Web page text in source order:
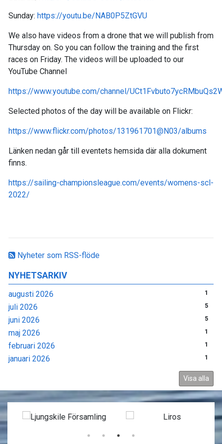
Nyheter som RSS-flöde
NYHETSARKIV
augusti 2026 1
juli 2026 5
juni 2026 5
maj 2026 1
februari 2026 1
januari 2026 1
Visa alla
Sunday: https://youtu.be/NAB0P5ZtGVU
We also have videos from a drone that we will publish from
Thursday on. So you can follow the training and the first
races on Friday. The videos will be uploaded to our
YouTube Channel
https://www.youtube.com/channel/
Selected photos of the day will be available on Flickr:
https://www.flickr.com/photos/131961701@N03/albums
Länken nedan går till eventets hemsida där alla dokument
finns.
https://sailing-championsleague.com/events/womens-scl-
2022/